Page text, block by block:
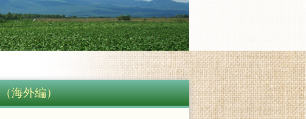
海外編）